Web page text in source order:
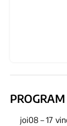
PROGRAM
joi08 – 17